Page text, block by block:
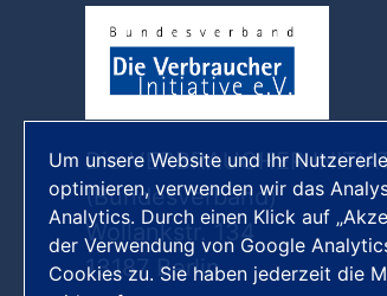
Die VERBRAUCHER
(Bundesverband)
Wollankstr. 134
13187 Berlin
Um unsere Website und Ihr
optimieren, verwenden wir das
Analytics. Durch einen Klick auf
der Verwendung von Google
Cookies zu. Sie haben jederzeit die